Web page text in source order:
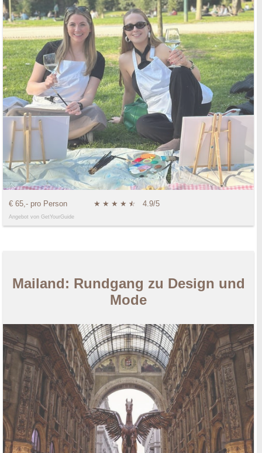
€ 65,- pro Person ★ ★ ★ ★ ★
☆ 4.9/5
Angebot von GetYourGuide
Mailand: Rundgang zu Design und
Mode